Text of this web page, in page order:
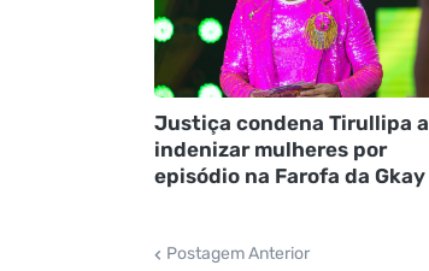
Justiça condena Tirullipa a
indenizar mulheres por
episódio na Farofa da Gkay
Postagem Anterior